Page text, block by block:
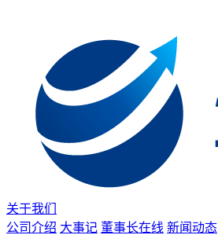
关于我们
公司介绍 大事记 董事长在线 新闻动态